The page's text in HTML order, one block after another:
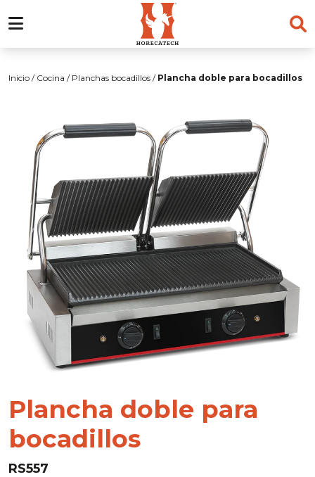
toInicio / Cocina / Planchas bocadillos / Plancha doble para bocadillos
Plancha doble para
bocadillos
RS557